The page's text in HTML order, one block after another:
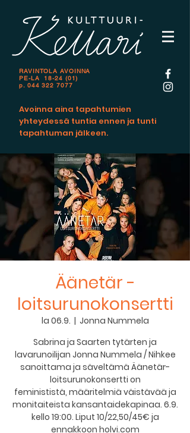
RAVINTOLA AVOINNA
PE-LA 18-24 (01)
p. 044 322 7077
Avoinna aina tapahtumien
yhteydessä tuntia ennen ja tunti
tapahtuman jälkeen.
Äänetär -
loitsurunokonsertti
la 06.9.
  |
Jonna Nummela
Sabrina ja Saarten tytärten ja
lavarunoilijan Jonna Nummela / Nihkee
sanoittama ja säveltämä Äänetär-
loitsurunokonsertti on
feminististä, määritelmiä väistävää ja
monitaiteista kansantaidekapinaa. 6.9.
kello 19:00. Liput 10/22,50/45€ ja
ennakkoon holvi.com